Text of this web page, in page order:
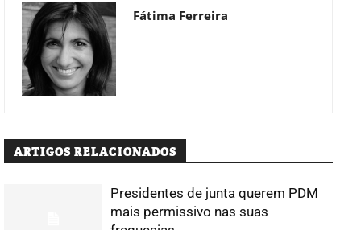
Fátima Ferreira
ARTIGOS RELACIONADOS
Presidentes de junta querem PDM
mais permissivo nas suas